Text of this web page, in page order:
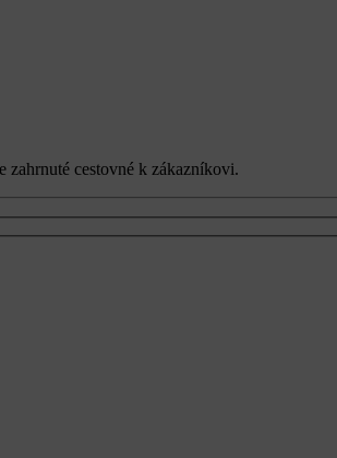
zahrnuté cestovné k zákazníkovi.